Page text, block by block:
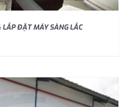
LẮP ĐẶT MÁY SÀNG LẮC